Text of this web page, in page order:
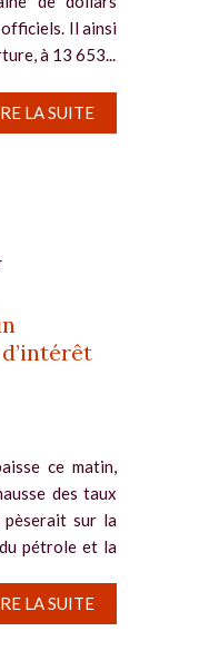
Il ainsi
à 13 653...
LA SUITE
ce matin,
des taux
pèserait sur la
pétrole et la
LA SUITE